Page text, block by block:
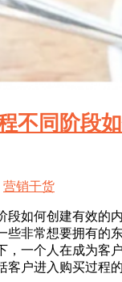
不同阶段
营销干货
段如何创建有效的
些非常想要拥有的
，一个人在成为客
客户进入购买过程